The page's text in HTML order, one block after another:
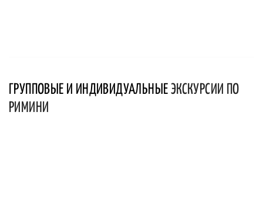
ГРУППОВЫЕ И ИНДИВИДУАЛЬНЫЕ ЭКСКУРСИИ ПО
РИМИНИ